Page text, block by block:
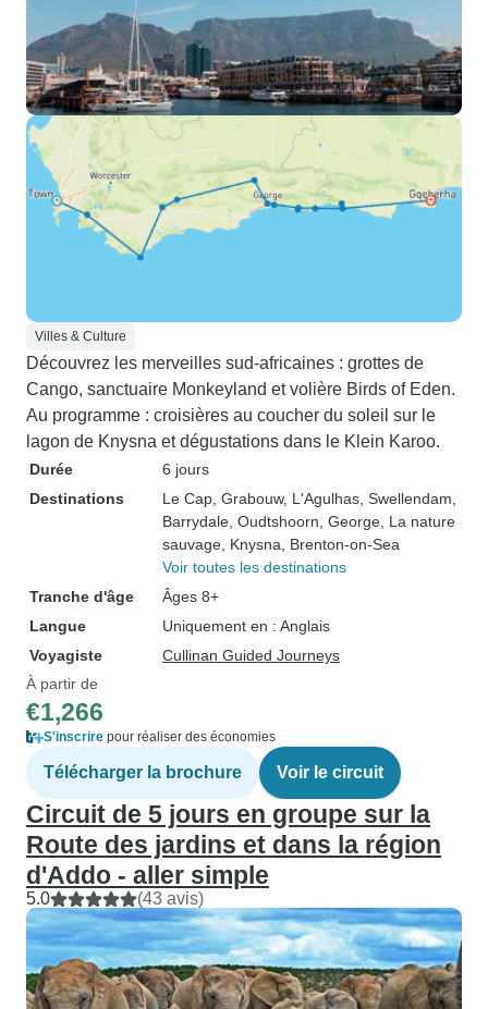
Villes & Culture
Découvrez les merveilles sud-africaines : grottes de
Cango, sanctuaire Monkeyland et volière Birds of Eden.
Au programme : croisières au coucher du soleil sur le
lagon de Knysna et dégustations dans le Klein Karoo.
Durée
6 jours
Destinations
Le Cap , Grabouw, L'Agulhas , Swellendam
Barrydale , Oudtshoorn , George , La nature
sauvage , Knysna , Brenton-on-Sea
Voir toutes les destinations
Tranche d'âge
Âges 8+
Langue
Uniquement en : Anglais
Voyagiste
Cullinan Guided Journeys
À partir de
€1,266
S'inscrire pour réaliser des économies
Télécharger la brochure Voir le circuit
Circuit de 5 jours en groupe sur la
Route des jardins et dans la région
d'Addo - aller simple
5.0 (43 avis)